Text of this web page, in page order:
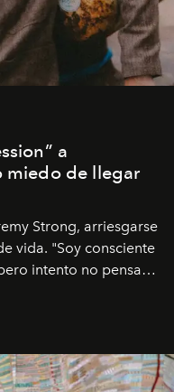
a
miedo de llegar
Strong, arriesgarse
vida. "Soy consciente
intento no pensar
Creo que es una